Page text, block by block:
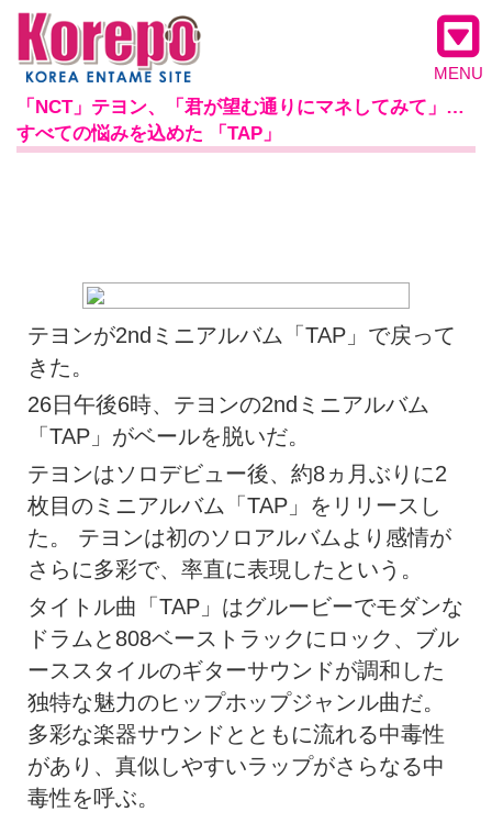
MENU
「NCT」テヨン、「君が望む通りにマネしてみて」…
すべての悩みを込めた 「TAP」
テヨンが2ndミニアルバム「TAP」で戻って
きた。
26日午後6時、テヨンの2ndミニアルバム
「TAP」がベールを脱いだ。
テヨンはソロデビュー後、約8ヵ月ぶりに2
枚目のミニアルバム「TAP」をリリースし
た。 テヨンは初のソロアルバムより感情が
さらに多彩で、率直に表現したという。
タイトル曲「TAP」はグルービーでモダンな
ドラムと808ベーストラックにロック、ブル
ーススタイルのギターサウンドが調和した
独特な魅力のヒップホップジャンル曲だ。
多彩な楽器サウンドとともに流れる中毒性
があり、真似しやすいラップがさらなる中
毒性を呼ぶ。